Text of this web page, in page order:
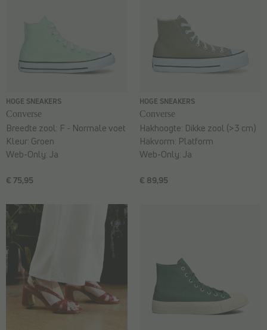
HOGE SNEAKERS
Converse
€ 75,95
Breedte zool: F - Normale voet
Kleur: Groen
Web-Only:Ja
HOGE SNEAKERS
Converse
€ 89,95
Hakhoogte: Dikke zool (>3 cm)
Hakvorm: Platform
Web-Only:Ja